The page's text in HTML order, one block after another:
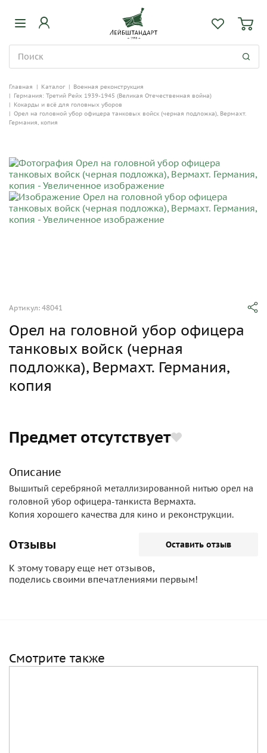
Главная | Каталог | Военная реконструкция
| Германия: Третий Рейх 1939-1945 (Великая Отечественная война)
| Кокарды и всё для головных уборов
| Орел на головной убор офицера танковых войск (черная подложка), Вермахт.
Германия, копия
Артикул: 48041
Орел на головной убор офицера
танковых войск (черная
подложка), Вермахт. Германия,
копия
Предмет отсутствует
Описание
Вышитый серебряной металлизированной нитью орел на
головной убор офицера-танкиста Вермахта.
Копия хорошего качества для кино и реконструкции.
Отзывы Оставить отзыв
К этому товару еще нет отзывов,
поделись своими впечатлениями первым!
Смотрите также